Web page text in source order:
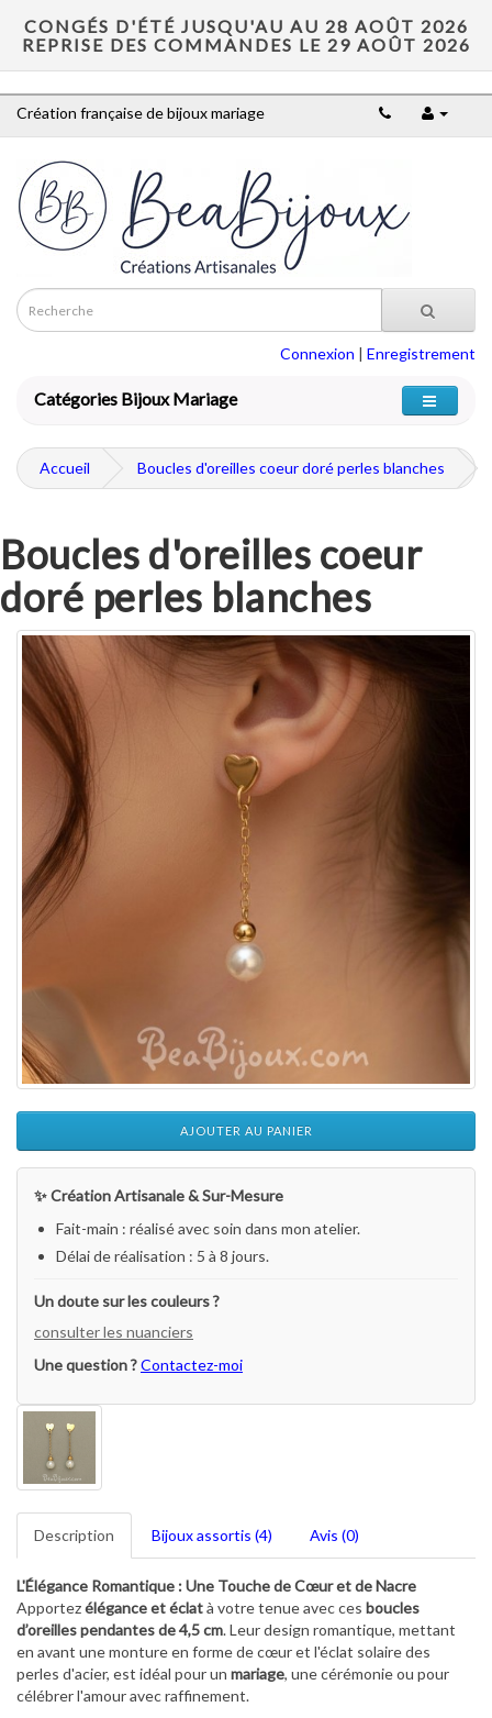
CONGÉS D'ÉTÉ JUSQU'AU AU 28 AOÛT 2026
REPRISE DES COMMANDES LE 29 AOÛT 2026
Création française de bijoux mariage
Connexion | Enregistrement
Catégories Bijoux Mariage
Accueil Boucles d'oreilles coeur doré perles blanches
Boucles d'oreilles coeur
doré perles blanches
AJOUTER AU PANIER
✨ Création Artisanale & Sur-Mesure
Fait-main : réalisé avec soin dans mon atelier.
Délai de réalisation : 5 à 8 jours.
Un doute sur les couleurs ?
consulter les nuanciers
Une question ?Contactez-moi
Description Bijoux assortis (4) Avis (0)
L'Élégance Romantique : Une Touche de Cœur et de Nacre
Apportezélégance et éclatà votre tenue avec ces boucles
d’oreilles pendantes de 4,5 cm. Leur design romantique, mettant
en avant une monture en forme de cœur et l'éclat solaire des
perles d'acier, est idéal pour un mariage, une cérémonie ou pour
célébrer l'amour avec raffinement.